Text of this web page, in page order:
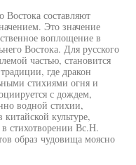
Востока составляют
Это значение
воплощение в
Востока. Для русского
частью, становится
где дракон
стихиями огня и
с дождем,
водной стихии,
культуре,
стихотворении Вс.Н.
образ чудовища моясно